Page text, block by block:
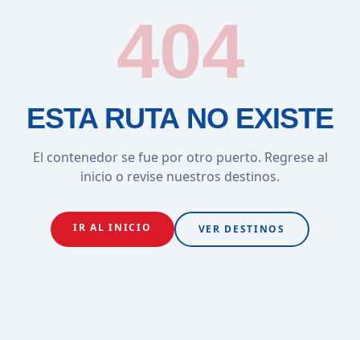
404
ESTA RUTA NO EXISTE
El contenedor se fue por otro puerto. Regrese al
inicio o revise nuestros destinos.
IR AL INICIO VER DESTINOS